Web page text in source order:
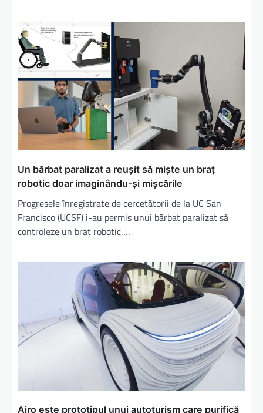
Un bărbat paralizat a reuşit să mişte un braţ
robotic doar imaginându-şi mişcările
Progresele înregistrate de cercetătorii de la UC San
Francisco (UCSF) i-au permis unui bărbat paralizat să
controleze un braţ robotic,…
Airo este prototipul unui autoturism care purifică